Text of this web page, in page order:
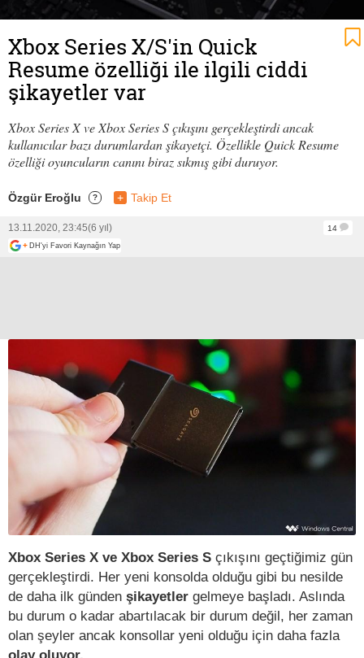
Xbox Series X/S'in Quick
Resume özelliği ile ilgili ciddi
şikayetler var
Xbox Series X ve Xbox Series S çıkışını gerçekleştirdi ancak
kullanıcılar bazı durumlardan şikayetçi. Özellikle Quick Resume
özelliği oyuncuların canını biraz sıkmış gibi duruyor.
Özgür Eroğlu ? + Takip Et
13.11.2020, 23:45(6 yıl)
14
+ DH'yi Favori Kaynağın Yap
Xbox Series X ve Xbox Series S çıkışını geçtiğimiz gün
gerçekleştirdi. Her yeni konsolda olduğu gibi bu nesilde
de daha ilk günden şikayetler gelmeye başladı. Aslında
bu durum o kadar abartılacak bir durum değil, her zaman
olan şeyler ancak konsollar yeni olduğu için daha fazla